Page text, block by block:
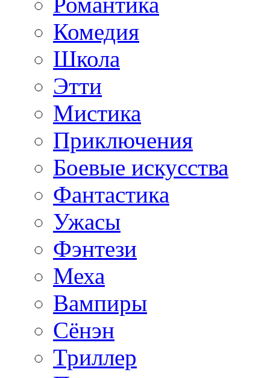
Комедия
Школа
Этти
Мистика
Приключения
Боевые искусства
Фантастика
Ужасы
Фэнтези
Меха
Вампиры
Сёнэн
Триллер